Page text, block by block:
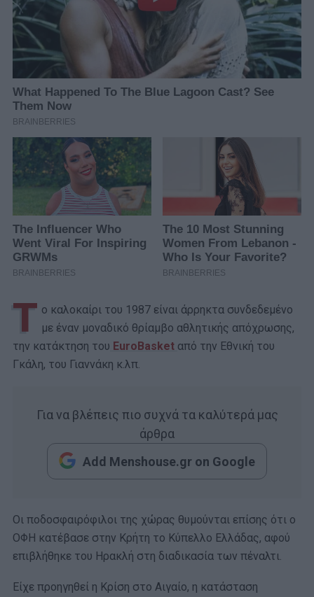
Τ ο καλοκαίρι του 1987 είναι άρρηκτα συνδεδεμένο
με έναν μοναδικό θρίαμβο αθλητικής απόχρωσης,
την κατάκτηση του EuroBasket από την Εθνική του
Γκάλη, του Γιαννάκη κ.λπ.
Για να βλέπεις πιο συχνά τα καλύτερά μας
άρθρα
Add Menshouse.gr on Google
Οι ποδοσφαιρόφιλοι της χώρας θυμούνται επίσης ότι ο
ΟΦΗ κατέβασε στην Κρήτη το Κύπελλο Ελλάδας, αφού
επιβλήθηκε του Ηρακλή στη διαδικασία των πέναλτι.
Είχε προηγηθεί η Κρίση στο Αιγαίο, η κατάσταση